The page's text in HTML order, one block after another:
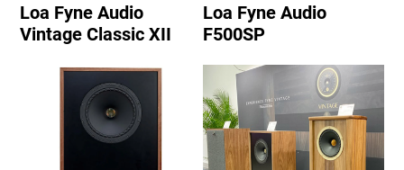
Loa Fyne Audio
Vintage Classic XII
Loa Fyne Audio
F500SP